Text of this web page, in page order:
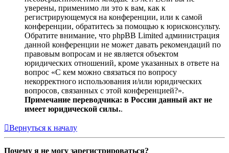
уверены, применимо ли это к вам, как к
регистрирующемуся на конференции, или к самой
конференции, обратитесь за помощью к юрисконсульту.
Обратите внимание, что phpBB Limited администрация
данной конференции не может давать рекомендаций по
правовым вопросам и не является объектом
юридических отношений, кроме указанных в ответе на
вопрос «С кем можно связаться по вопросу
некорректного использования и/или юридических
вопросов, связанных с этой конференцией?».
Примечание переводчика: в России данный акт не
имеет юридической силы..
Вернуться к началу
Почему я не могу зарегистрироваться?